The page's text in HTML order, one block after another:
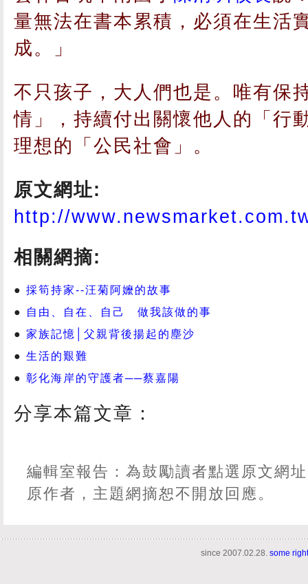
量無法在書本累積，必須在生活
成。」
不只孩子，大人們也是。唯有保
情」，持續付出關懷他人的「行
理想的「公民社會」。
原文網址:
http://
相關網摘:
採筍持家--汪菊阿嬤的故事
自由、自在、自己 做我該做的事
家族記憶│父親背後揚起的塵沙
生活的艱難
彰化海岸的守護者──蔡嘉陽
分享本篇文章：
編輯室報告：為鼓勵讀者點選原文網
原作者，主題網摘恕不開放回應。
since 2007.02.28. some